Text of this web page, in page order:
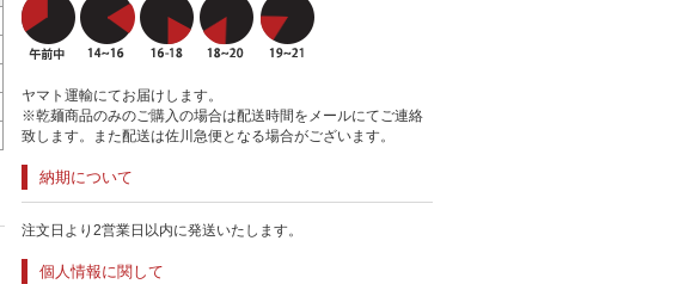
ヤマト運輸にてお届けします。
※乾麺商品のみのご購入の場合は配送時間をメールにてご連絡
致します。また配送は佐川急便となる場合がございます。
納期について
注文日より2営業日以内に発送いたします。
個人情報に関して